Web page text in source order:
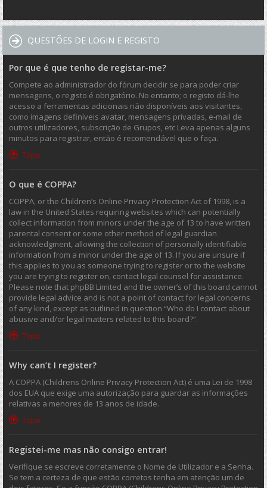
QUESTÕES DE LOGIN E REGISTO
Por que é que tenho de registar-me?
Compete ao administrador do fórum decidir se para poder criar
mensagens, o registo é obrigatório. No entanto; o registo dá-lhe
acesso a ferramentas adicionais não disponíveis aos visitantes,
como imagens definíveis avatar, mensagens privadas, e-mail de
outros utilizadores, subscrição de Grupos, etc Leva apenas alguns
minutos para registrar, então é recomendável que o faça.
Topo
O que é COPPA?
COPPA, or the Children’s Online Privacy Protection Act of 1998, is a
law in the United States requiring websites which can potentially
collect information from minors under the age of 13 to have written
parental consent or some other method of legal guardian
acknowledgment, allowing the collection of personally identifiable
information from a minor under the age of 13. If you are unsure if
this applies to you as someone trying to register or to the website
you are trying to register on, contact legal counsel for assistance.
Please note that phpBB Limited and the owner’s of this board cannot
provide legal advice and is not a point of contact for legal concerns
of any kind, except as outlined in question “Who do I contact about
abusive and/or legal matters related to this board?”.
Topo
Why can’t I register?
A COPPA (Childrens Online Privacy Protection Act) é uma Lei de 1998
dos EUA que exige uma autorização para guardar as informações
relativas a menores de 13 anos de idade.
Topo
Registei-me mas não consigo entrar!
Verifique se escreve corretamente o Nome de Utilizador e a Senha.
Se tem a certeza de que estão corretos tenha em atenção um de